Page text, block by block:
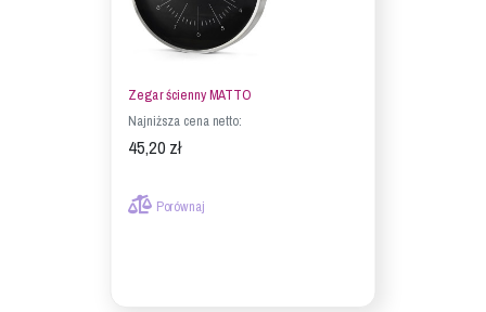
Zegar ścienny MATTO
Najniższa cena netto:
45,20 zł
Porównaj